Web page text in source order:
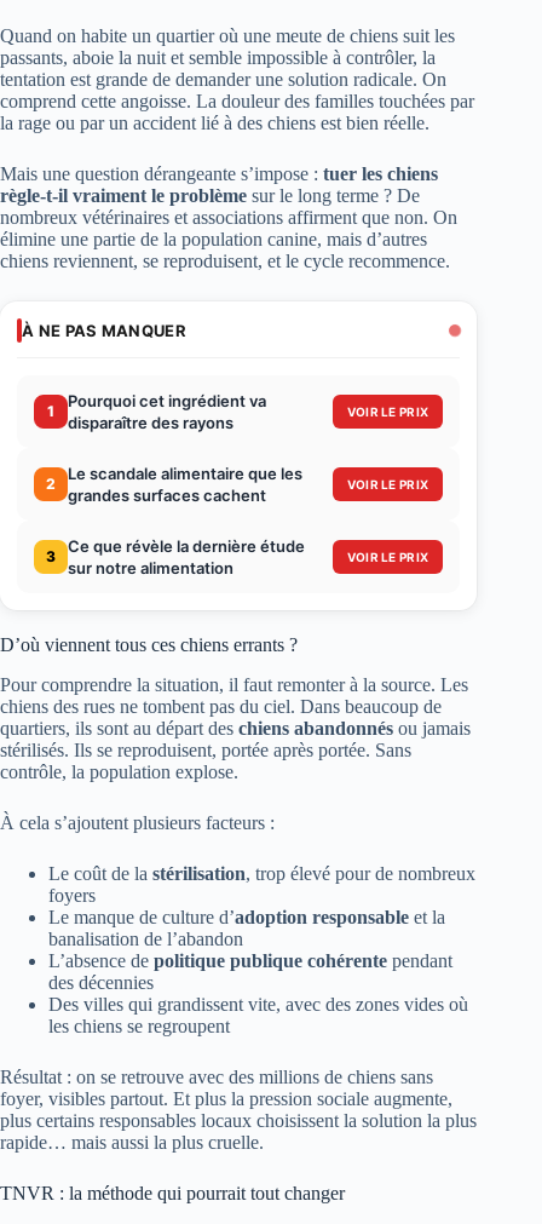
Quand on habite un quartier où une meute de chiens suit les
passants, aboie la nuit et semble impossible à contrôler, la
tentation est grande de demander une solution radicale. On
comprend cette angoisse. La douleur des familles touchées par
la rage ou par un accident lié à des chiens est bien réelle.
Mais une question dérangeante s’impose : tuer les chiens
règle-t-il vraiment le problème sur le long terme ? De
nombreux vétérinaires et associations affirment que non. On
élimine une partie de la population canine, mais d’autres
chiens reviennent, se reproduisent, et le cycle recommence.
À NE PAS MANQUER
1
Pourquoi cet ingrédient va
disparaître des rayons
VOIR LE PRIX
2
Le scandale alimentaire que les
grandes surfaces cachent
VOIR LE PRIX
3
Ce que révèle la dernière étude
sur notre alimentation
VOIR LE PRIX
D’où viennent tous ces chiens errants ?
Pour comprendre la situation, il faut remonter à la source. Les
chiens des rues ne tombent pas du ciel. Dans beaucoup de
quartiers, ils sont au départ des chiens abandonnés ou jamais
stérilisés. Ils se reproduisent, portée après portée. Sans
contrôle, la population explose.
À cela s’ajoutent plusieurs facteurs :
Le coût de la stérilisation, trop élevé pour de nombreux
foyers
Le manque de culture d’adoption responsable et la
banalisation de l’abandon
L’absence de politique publique cohérente pendant
des décennies
Des villes qui grandissent vite, avec des zones vides où
les chiens se regroupent
Résultat : on se retrouve avec des millions de chiens sans
foyer, visibles partout. Et plus la pression sociale augmente,
plus certains responsables locaux choisissent la solution la plus
rapide… mais aussi la plus cruelle.
TNVR : la méthode qui pourrait tout changer